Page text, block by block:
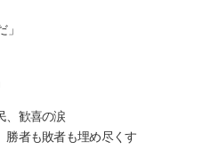
、歓喜の涙
者も敗者も埋め尽くす